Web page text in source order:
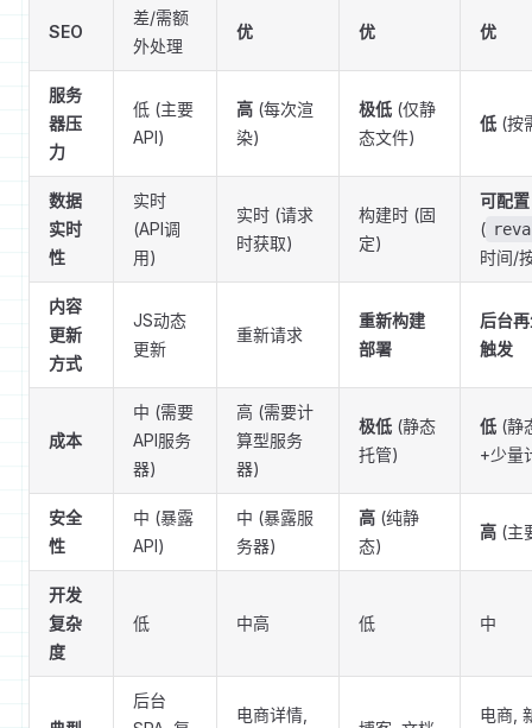
SEO
差/需额
外处理
优 优 优
服务
器压
力
低 (主要
API)
高 (每次渲
染)
极低 (仅静
态文件)
低 (按
数据
实时
性
实时
(API调
用)
实时 (请求
时获取)
构建时 (固
定)
可配置
(
时间/
内容
更新
方式
JS动态
更新
重新请求
重新构建
部署
后台
触发
成本
中 (需要
API服务
器)
高 (需要计
算型服务
器)
极低 (静态
托管)
低 (静
+少量
安全
性
中 (暴露
API)
中 (暴露服
务器)
高 (纯静
态)
高 (主
开发
复杂
度
低 中高 低 中
后台
电商详情, 电商,